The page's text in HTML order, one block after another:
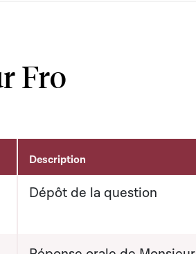
Fro
Description
Dépôt de la question